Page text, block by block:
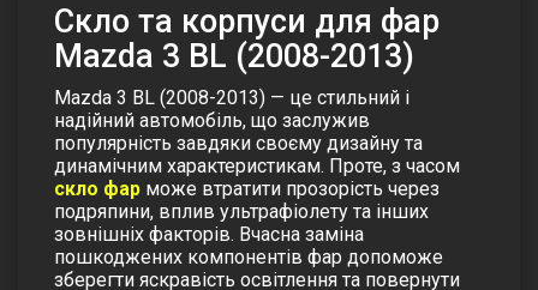
Скло та корпуси для фар
Mazda 3 BL (2008-2013)
Mazda 3 BL (2008-2013) — це стильний і
надійний автомобіль, що заслужив
популярність завдяки своєму дизайну та
динамічним характеристикам. Проте, з часом
скло фар може втратити прозорість через
подряпини, вплив ультрафіолету та інших
зовнішніх факторів. Вчасна заміна
пошкоджених компонентів фар допоможе
зберегти яскравість освітлення та повернути